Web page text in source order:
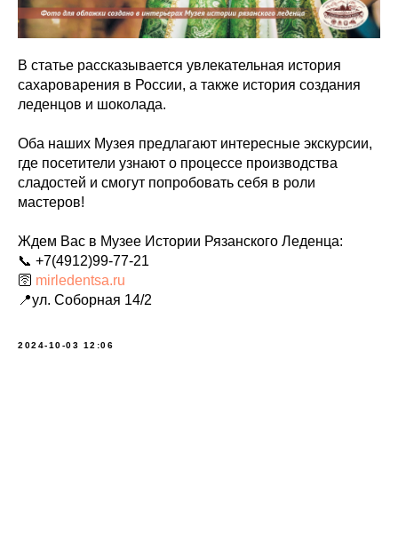
В статье рассказывается увлекательная история
сахароварения в России, а также история создания
леденцов и шоколада.
Оба наших Музея предлагают интересные экскурсии,
где посетители узнают о процессе производства
сладостей и смогут попробовать себя в роли
мастеров!
Ждем Вас в Музее Истории Рязанского Леденца:
📞 +7(4912)99-77-21
🛜 mirledentsa.ru
📍ул. Соборная 14/2
2024-10-03 12:06